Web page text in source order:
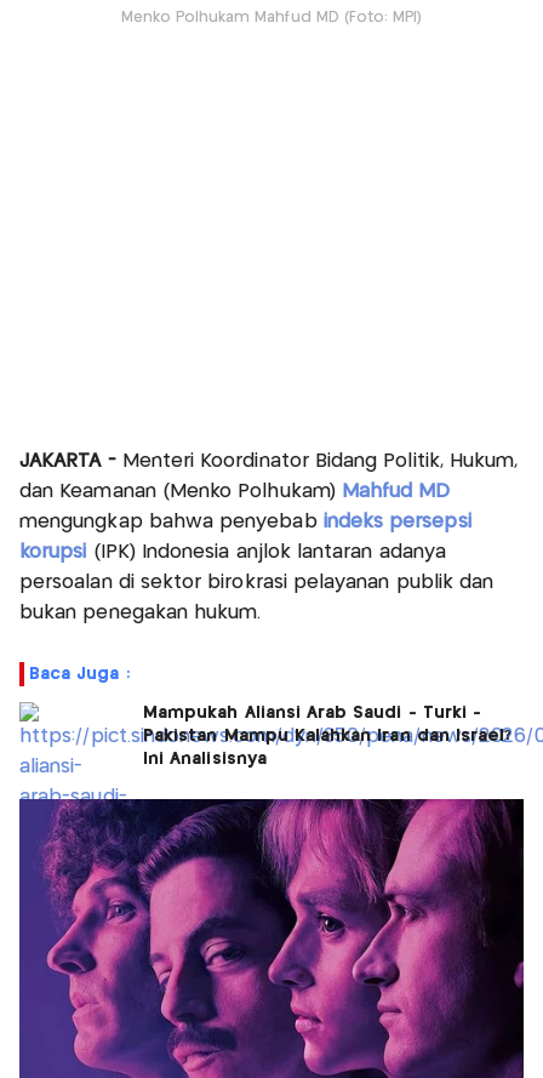
Menko Polhukam Mahfud MD (Foto: MPI)
JAKARTA -Menteri Koordinator Bidang Politik, Hukum,
dan Keamanan (Menko Polhukam) Mahfud MD
mengungkap bahwa penyebab indeks persepsi
korupsi (IPK) Indonesia anjlok lantaran adanya
persoalan di sektor birokrasi pelayanan publik dan
bukan penegakan hukum.
Baca Juga :
Mampukah Aliansi Arab Saudi - Turki -
Pakistan Mampu Kalahkan Iran dan Israel?
Ini Analisisnya